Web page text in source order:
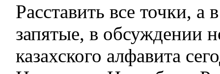
Расставить все точки, а
запятые, в обсуждении
казахского алфавита